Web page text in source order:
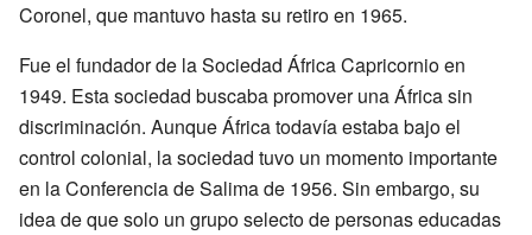
Coronel, que mantuvo hasta su retiro en 1965.
Fue el fundador de la Sociedad África Capricornio en
1949. Esta sociedad buscaba promover una África sin
discriminación. Aunque África todavía estaba bajo el
control colonial, la sociedad tuvo un momento importante
en la Conferencia de Salima de 1956. Sin embargo, su
idea de que solo un grupo selecto de personas educadas